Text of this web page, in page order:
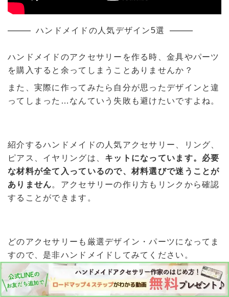
ハンドメイドの人気デザイン5選
ハンドメイドのアクセサリーを作る時、金具やパーツ
を購入すると余ってしまうことありませんか？
また、実際に作ってみたら自分が思ったデザインと違
ってしまった…なんていう失敗も避けたいですよね。
紹介するハンドメイドの人気アクセサリー、リング、
ピアス、イヤリングは、 キットになっています。必要
な材料が全て入っているので、材料選びで迷うことが
ありません。アクセサリーの作り方もリンクから確認
することができます。
どのアクセサリーも厳選デザイン・パーツになってま
すので、是非ハンドメイドしてみてください。
お気に入りの一品になると思いますよ。